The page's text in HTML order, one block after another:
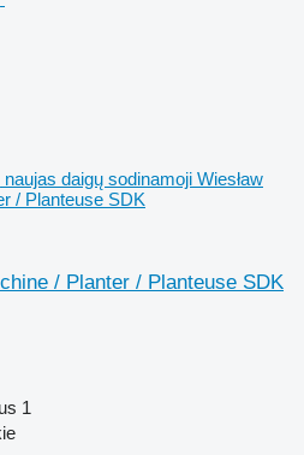
naujas daigų sodinamoji Wiesław
/ Planteuse SDK
/ Planter / Planteuse SDK
1